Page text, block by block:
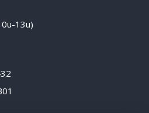
13u)